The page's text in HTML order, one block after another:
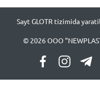
Sayt GLOTR tizimida
© 2026 OOO